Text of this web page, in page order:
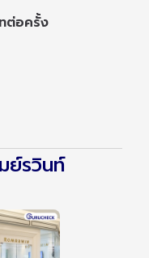
ต่อครั้ง
ย์รวินท์